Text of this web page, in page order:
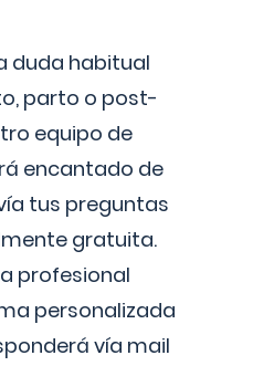
duda habitual
parto o post-
equipo de
encantado de
tus preguntas
gratuita.
profesional
personalizada
vía mail